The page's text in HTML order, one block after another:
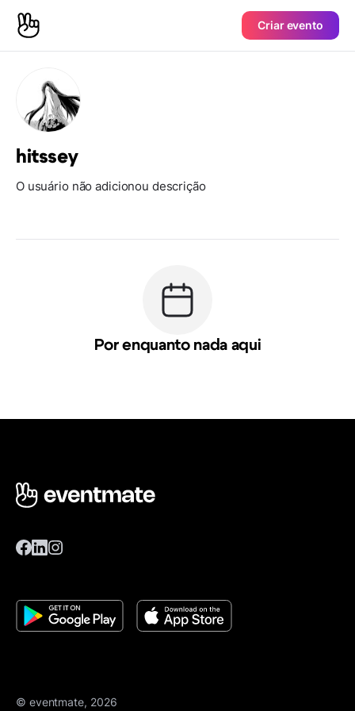
Criar evento
hitssey
O usuário não adicionou descrição
Por enquanto nada aqui
© eventmate, 2026